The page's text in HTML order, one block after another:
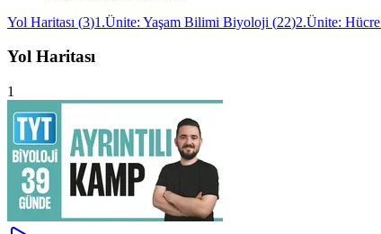
Yol Haritası (3)1.Ünite: Yaşam Bilimi Biyoloji (22)2.Ünite: Hücre
Yol Haritası
1